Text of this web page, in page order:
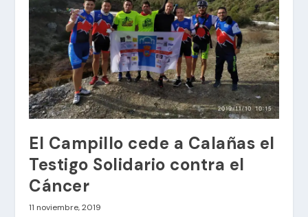
El Campillo cede a Calañas el
Testigo Solidario contra el
Cáncer
11 noviembre, 2019